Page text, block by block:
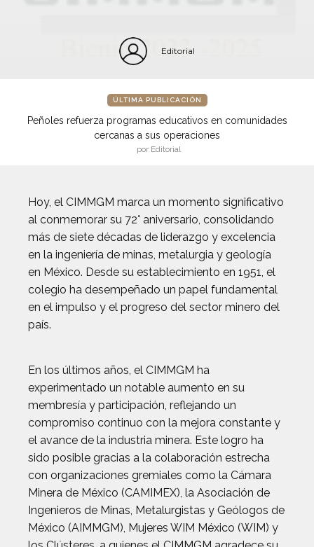
Editorial
ÚLTIMA PUBLICACIÓN
Peñoles refuerza programas educativos en comunidades
cercanas a sus operaciones
por Editorial
Hoy, el CIMMGM marca un momento significativo
al conmemorar su 72° aniversario, consolidando
más de siete décadas de liderazgo y excelencia
en la ingeniería de minas, metalurgia y geología
en México. Desde su establecimiento en 1951, el
colegio ha desempeñado un papel fundamental
en el impulso y el progreso del sector minero del
país.
En los últimos años, el CIMMGM ha
experimentado un notable aumento en su
membresía y participación, reflejando un
compromiso continuo con la mejora constante y
el avance de la industria minera. Este logro ha
sido posible gracias a la colaboración estrecha
con organizaciones gremiales como la Cámara
Minera de México (CAMIMEX), la Asociación de
Ingenieros de Minas, Metalurgistas y Geólogos de
México (AIMMGM), Mujeres WIM México (WIM) y